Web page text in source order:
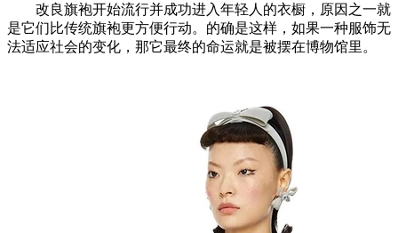
改良旗袍开始流行并成功进入年轻人的衣橱，原因之一就
是它们比传统旗袍更方便行动。的确是这样，如果一种服饰无
法适应社会的变化，那它最终的命运就是被摆在博物馆里。